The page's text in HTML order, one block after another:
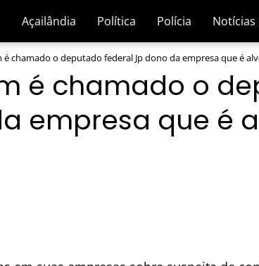
Açailândia Política Polícia Notícias
é chamado o deputado federal Jp dono da empresa que é
é chamado o
empresa que é